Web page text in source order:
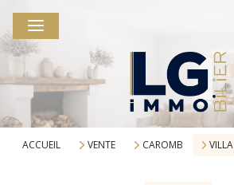
ACCUEIL VENTE CAROMB VILLA